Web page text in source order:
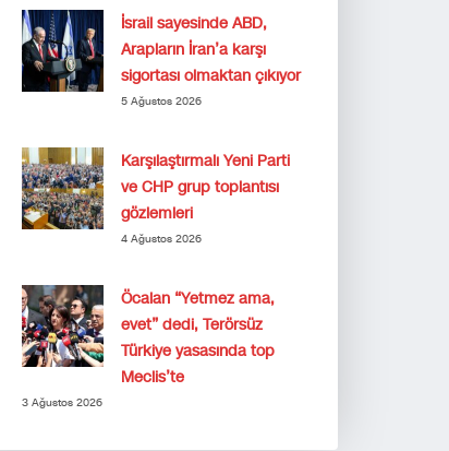
İsrail sayesinde ABD,
Arapların İran’a karşı
sigortası olmaktan çıkıyor
5 Ağustos 2026
Karşılaştırmalı Yeni Parti
ve CHP grup toplantısı
gözlemleri
4 Ağustos 2026
Öcalan “Yetmez ama,
evet” dedi, Terörsüz
Türkiye yasasında top
Meclis’te
3 Ağustos 2026